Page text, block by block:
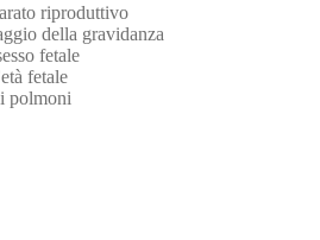
riproduttivo
della gravidanza
fetale
fetale
polmoni